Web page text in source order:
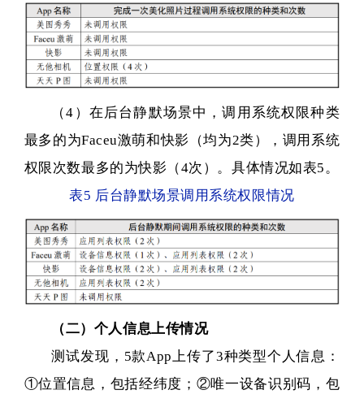
（4）在后台静默场景中，调用系统权限种类
最多的为Faceu激萌和快影（均为2类），调用系统
权限次数最多的为快影（4次）。具体情况如表5。
表5 后台静默场景调用系统权限情况
（二）个人信息上传情况
测试发现，5款App上传了3种类型个人信息：
①位置信息，包括经纬度；②唯一设备识别码，包